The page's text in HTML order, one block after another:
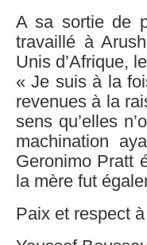
A sa sortie de
travaillé à
Unis d’Afrique,
« Je suis à la
revenues à la
sens qu’elles
machination
Geronimo Pratt
la mère fut
Paix et respect